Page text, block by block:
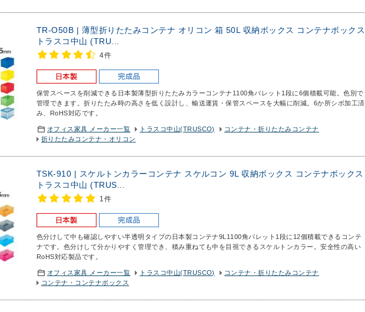
TR-O50B | 薄型折りたたみコンテナ オリコン 箱 50L 収納ボックス コンテナボックス
トラスコ中山 (TRU...
4件
保管スペースを削減できる日本製薄型折りたたみカラーコンテナ 1100角パレット1段に6個積載可能。色別で
管理できます。折りたたみ時の高さを低く設計し、輸送運賃・保管スペースを大幅に削減。6か所シボ加工済
み、RoHS対応です。
オフィス家具 メーカー一覧 トラスコ中山(TRUSCO)
コンテナ・折りたたみコンテナ
折りたたみコンテナ・オリコン
TSK-910 | スケルトンカラーコンテナ スケルコン 9L 収納ボックス コンテナボックス
トラスコ中山 (TRUS...
1件
色分けして中も確認しやすい半透明タイプの日本製コンテナ9L 1100角パレット1段に12個積載できるコンテ
ナです。色分けして分かりやすく管理でき、積み重ねても中を目視できるスケルトンカラー。安全性の高い
RoHS対応製品です。
オフィス家具 メーカー一覧 トラスコ中山(TRUSCO)
コンテナ・折りたたみコンテナ
コンテナ・コンテナボックス